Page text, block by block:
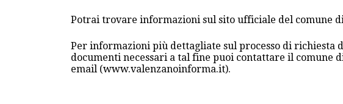
Potrai trovare informazioni sul sito ufficiale del comune
Per informazioni più dettagliate sul processo di richiesta
documenti necessari a tal fine puoi contattare il comune
email (www.valenzanoinforma.it).